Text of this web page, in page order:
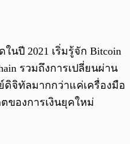
นปี 2021 เริ่มรู้จัก Bitcoin
รวมถึงการเปลี่ยนผ่าน
ดิจิทัลมากกว่าแค่เครื่องมือ
ของการเงินยุคใหม่